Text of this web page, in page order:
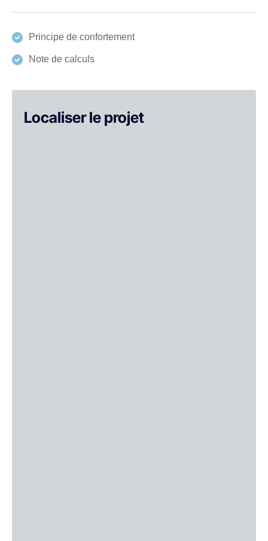
Principe de confortement
Note de calculs
Localiser le projet